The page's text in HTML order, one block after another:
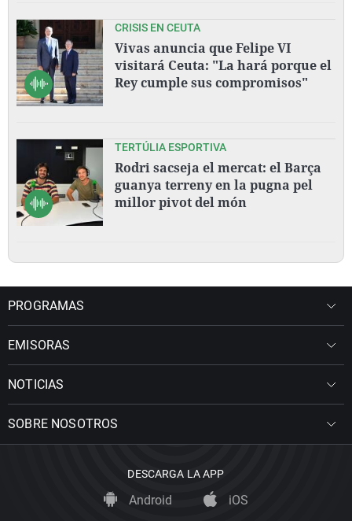
CRISIS EN CEUTA
Vivas anuncia que Felipe VI
visitará Ceuta: "La hará porque el
Rey cumple sus compromisos"
TERTÚLIA ESPORTIVA
Rodri sacseja el mercat: el Barça
guanya terreny en la pugna pel
millor pivot del món
PROGRAMAS
EMISORAS
NOTICIAS
SOBRE NOSOTROS
DESCARGA LA APP
Android iOS